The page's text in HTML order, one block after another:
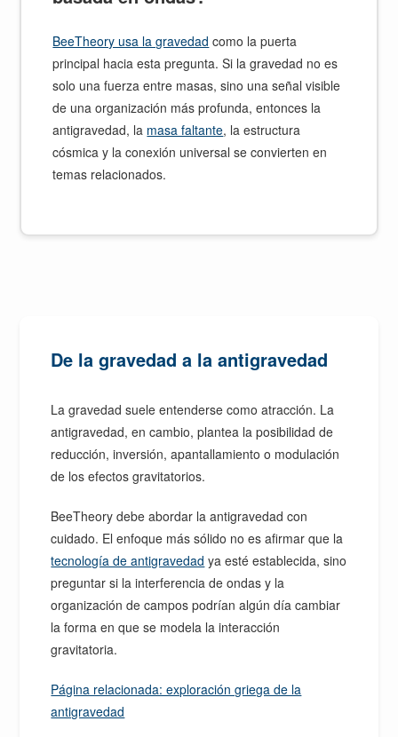
BeeTheory usa la gravedad como la puerta
principal hacia esta pregunta. Si la gravedad no es
solo una fuerza entre masas, sino una señal visible
de una organización más profunda, entonces la
antigravedad, la masa faltante, la estructura
cósmica y la conexión universal se convierten en
temas relacionados.
De la gravedad a la antigravedad
La gravedad suele entenderse como atracción. La
antigravedad, en cambio, plantea la posibilidad de
reducción, inversión, apantallamiento o modulación
de los efectos gravitatorios.
BeeTheory debe abordar la antigravedad con
cuidado. El enfoque más sólido no es afirmar que la
tecnología de antigravedad ya esté establecida, sino
preguntar si la interferencia de ondas y la
organización de campos podrían algún día cambiar
la forma en que se modela la interacción
gravitatoria.
Página relacionada: exploración griega de la
antigravedad